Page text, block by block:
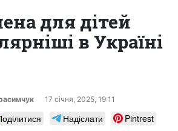
для дітей
в Україні
17 сiчня, 2025, 19:11
Надіслати
Pintrest